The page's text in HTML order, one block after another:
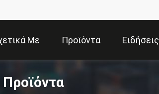
Με
Εμάς
Προϊόντα Ειδήσεις